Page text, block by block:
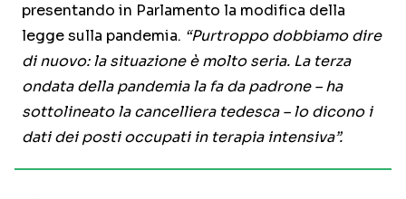
presentando in Parlamento la modifica della
legge sulla pandemia. “Purtroppo dobbiamo dire
di nuovo: la situazione è molto seria. La terza
ondata della pandemia la fa da padrone – ha
sottolineato la cancelliera tedesca – lo dicono i
dati dei posti occupati in terapia intensiva”.